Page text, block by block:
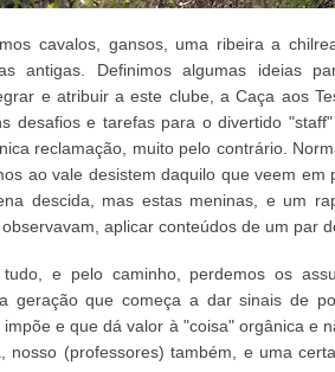
cavalos, gansos, uma ribeira a
antigas. Definimos algumas ideias
e atribuir a este clube, a Caça aos
desafios e tarefas para o divertido
reclamação, muito pelo contrário.
ao vale desistem daquilo que veem em
descida, mas estas meninas, e um
aplicar conteúdos de um par
e pelo caminho, perdemos os
geração que começa a dar sinais de
e que dá valor à "coisa" orgânica e
nosso (professores) também, e uma